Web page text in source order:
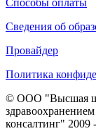
Способы оплаты
Сведения об
Провайдер
Политика
© ООО "Высшая
консалтинг" 2009